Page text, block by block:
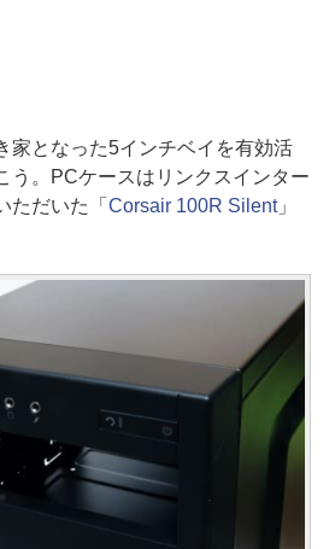
となった5インチベイを有効活
う。PCケースはリンクスインター
ただいた「 Corsair 100R Silent」